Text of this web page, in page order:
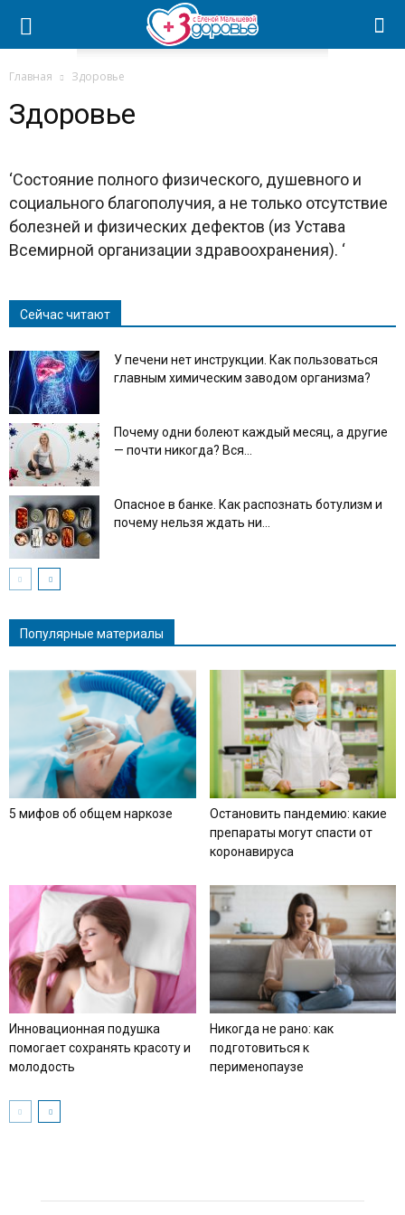
Главная Здоровье
Здоровье
‘Состояние полного физического, душевного и
социального благополучия, а не только отсутствие
болезней и физических дефектов (из Устава
Всемирной организации здравоохранения). ‘
Сейчас читают
У печени нет инструкции. Как пользоваться
главным химическим заводом организма?
Почему одни болеют каждый месяц, а другие
— почти никогда? Вся...
Опасное в банке. Как распознать ботулизм и
почему нельзя ждать ни...
Популярные материалы
5 мифов об общем наркозе
Остановить пандемию: какие
препараты могут спасти от
коронавируса
Инновационная подушка
помогает сохранять красоту и
молодость
Никогда не рано: как
подготовиться к
перименопаузе